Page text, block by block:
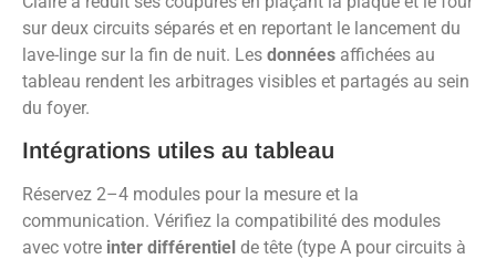
sur deux circuits séparés et en reportant le lancement du
lave-linge sur la fin de nuit. Les données affichées au
tableau rendent les arbitrages visibles et partagés au sein
du foyer.
Intégrations utiles au tableau
Réservez 2–4 modules pour la mesure et la
communication. Vérifiez la compatibilité des modules
avec votre inter différentiel de tête (type A pour circuits à